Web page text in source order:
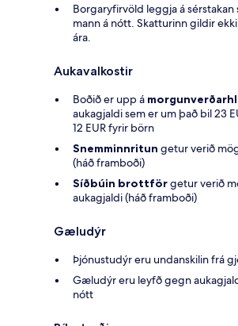
Borgaryfirvöld leggja á sérstakan
mann á nótt. Skatturinn gildir
ára.
Aukavalkostir
Boðið er upp á
aukagjaldi sem er um það bil 23
12 EUR fyrir börn
Snemminnritun getur verið
(háð framboði)
Síðbúin brottförgetur verið
aukagjaldi (háð framboði)
Gæludýr
Þjónustudýr eru undanskilin frá
Gæludýr eru leyfð gegn
nótt